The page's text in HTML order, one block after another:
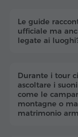
Le guide
ufficiale ma
legate ai
Durante i tour
ascoltare i
come le
montagne o
matrimonio